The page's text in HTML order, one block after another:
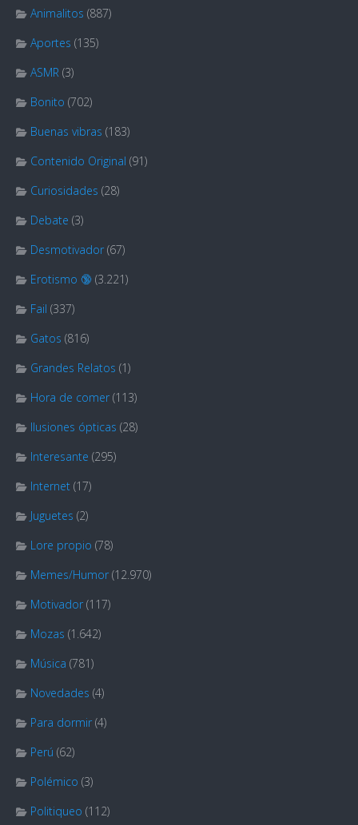
Animalitos (887)
Aportes (135)
ASMR (3)
Bonito (702)
Buenas vibras (183)
Contenido Original (91)
Curiosidades (28)
Debate (3)
Desmotivador (67)
Erotismo 🔞 (3.221)
Fail (337)
Gatos (816)
Grandes Relatos (1)
Hora de comer (113)
Ilusiones ópticas (28)
Interesante (295)
Internet (17)
Juguetes (2)
Lore propio (78)
Memes/Humor (12.970)
Motivador (117)
Mozas (1.642)
Música (781)
Novedades (4)
Para dormir (4)
Perú (62)
Polémico (3)
Politiqueo (112)